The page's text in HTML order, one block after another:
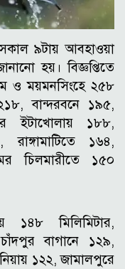
৯টায় আবহাওয়া
হয়।বিজ্ঞপ্তিতে
ও ময়মনসিংহে ২৫৮
বান্দরবনে ১৯৫,
ইটাখোলায় ১৮৮,
১৬৪,
চিলমারীতে ১৫০
১৪৮ মিলিমিটার,
চাঁদপুর বাগানে ১২৯,
১২২, জামালপুরে